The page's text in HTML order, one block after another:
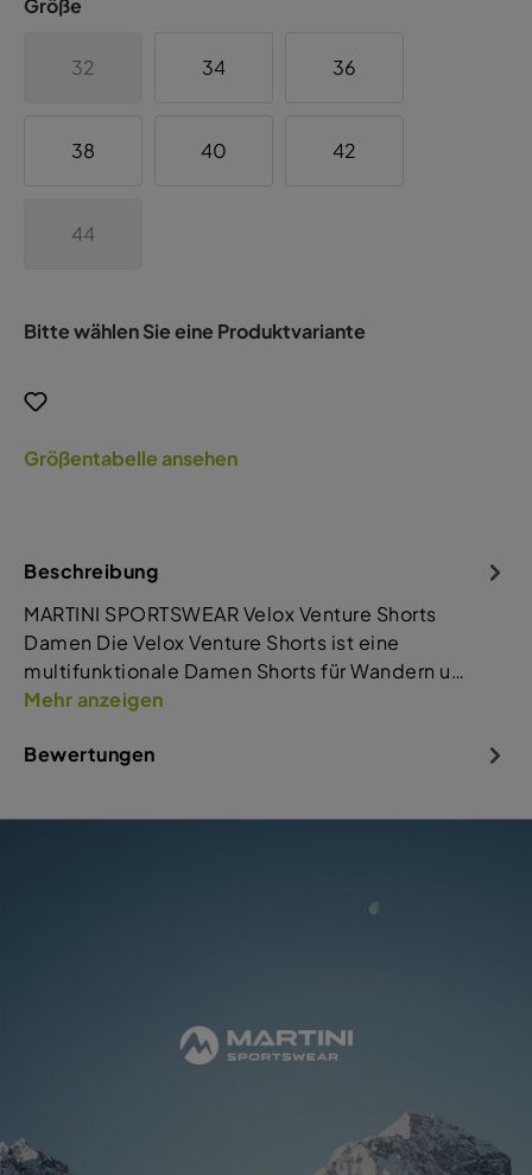
Größe
32 34 36
38 40 42
44
Bitte wählen Sie eine Produktvariante
Größentabelle ansehen
Beschreibung
MARTINI SPORTSWEAR Velox Venture Shorts
Damen Die Velox Venture Shorts ist eine
multifunktionale Damen Shorts für Wandern u…
Mehr anzeigen
Bewertungen